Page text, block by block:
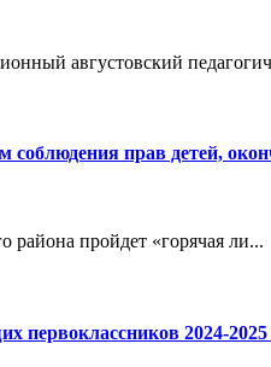
августовский
соблюдения прав детей,
района пройдет «горячая ли...
первоклассников 2024-2025